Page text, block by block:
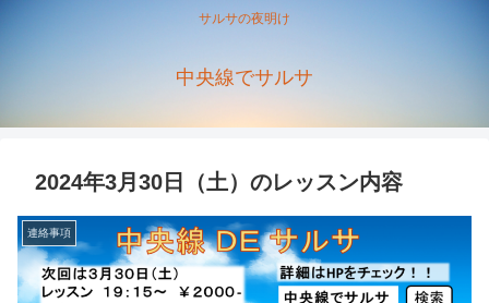
サルサの夜明け
中央線でサルサ
2024年3月30日（土）のレッスン内容
連絡事項